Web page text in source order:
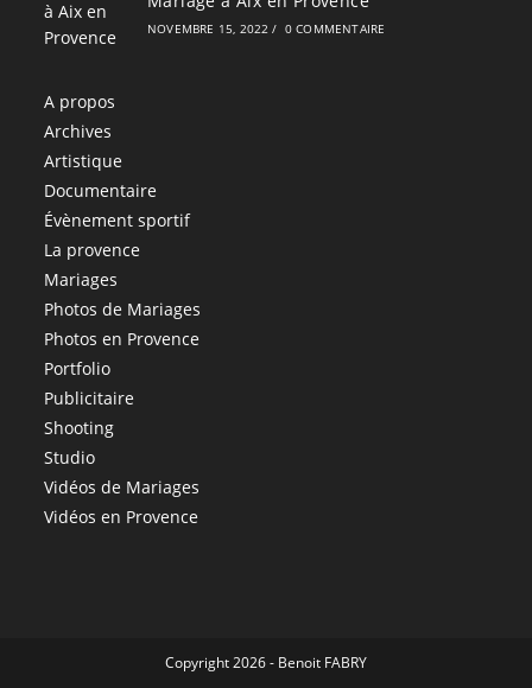
NOVEMBRE 15, 2022 / 0 COMMENTAIRE
A propos
Archives
Artistique
Documentaire
Évènement sportif
La provence
Mariages
Photos de Mariages
Photos en Provence
Portfolio
Publicitaire
Shooting
Studio
Vidéos de Mariages
Vidéos en Provence
Copyright 2026 - Benoit FABRY